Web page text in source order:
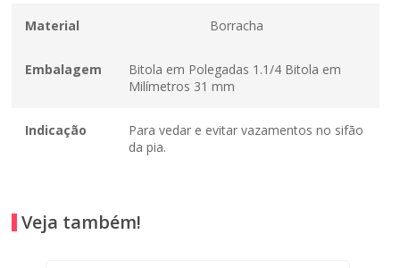
Material Borracha
Embalagem
Bitola em Polegadas 1.1/4 Bitola em
Milímetros 31 mm
Indicação
Para vedar e evitar vazamentos no sifão
da pia.
Veja também!